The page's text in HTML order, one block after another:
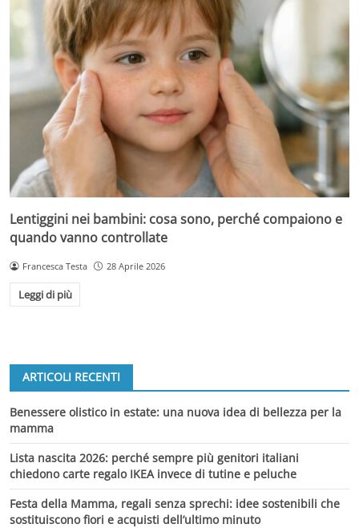
Lentiggini nei bambini: cosa sono, perché compaiono e
quando vanno controllate
Francesca Testa 28 Aprile 2026
Leggi di più
ARTICOLI RECENTI
Benessere olistico in estate: una nuova idea di bellezza per la
mamma
Lista nascita 2026: perché sempre più genitori italiani
chiedono carte regalo IKEA invece di tutine e peluche
Festa della Mamma, regali senza sprechi: idee sostenibili che
sostituiscono fiori e acquisti dell’ultimo minuto